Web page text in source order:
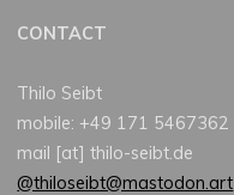
CONTACT
Thilo Seibt
mobile: +49 171 5467362
mail [at] thilo-seibt.de
@thiloseibt@mastodon.art